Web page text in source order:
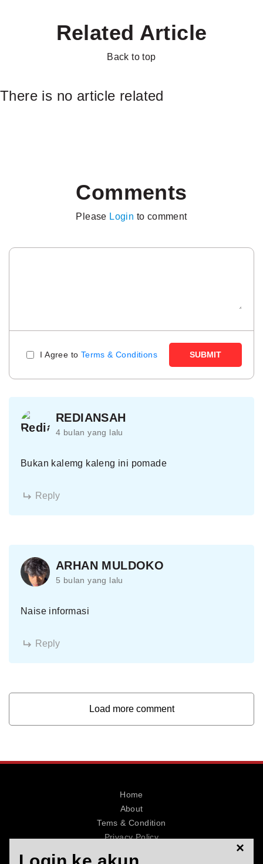
Related Article
Back to top
There is no article related
Comments
Please Login to comment
I Agree to Terms & Conditions SUBMIT
REDIANSAH
4 bulan yang lalu
Bukan kalemg kaleng ini pomade
Reply
ARHAN MULDOKO
5 bulan yang lalu
Naise informasi
Reply
Load more comment
Home
About
Tems & Condition
Privacy Policy
×